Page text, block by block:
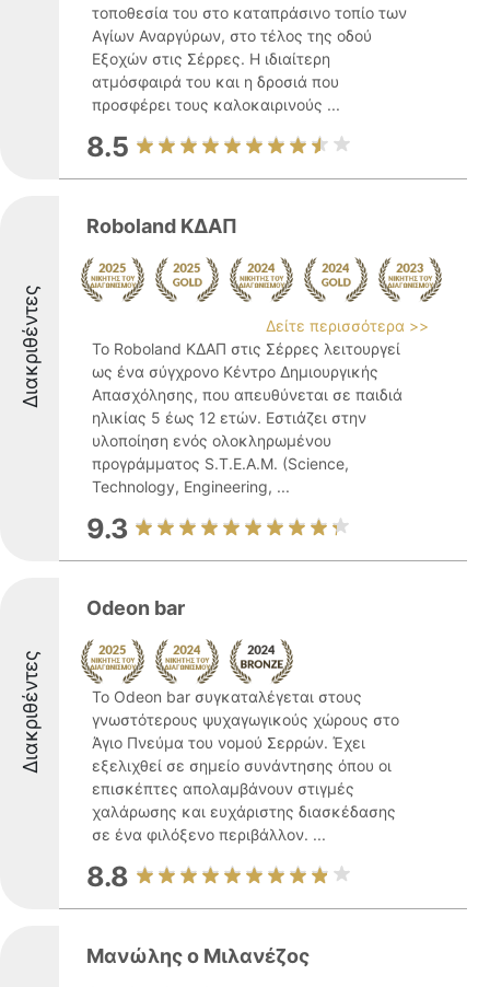
τοποθεσία του στο καταπράσινο τοπίο των
Αγίων Αναργύρων, στο τέλος της οδού
Εξοχών στις Σέρρες. Η ιδιαίτερη
ατμόσφαιρά του και η δροσιά που
προσφέρει τους καλοκαιρινούς ...
8.5
Διακριθέντες
Roboland ΚΔΑΠ
Δείτε περισσότερα >>
Το Roboland ΚΔΑΠ στις Σέρρες λειτουργεί
ως ένα σύγχρονο Κέντρο Δημιουργικής
Απασχόλησης, που απευθύνεται σε παιδιά
ηλικίας 5 έως 12 ετών. Εστιάζει στην
υλοποίηση ενός ολοκληρωμένου
προγράμματος S.T.E.A.M. (Science,
Technology, Engineering, ...
9.3
Διακριθέντες
Odeon bar
Το Odeon bar συγκαταλέγεται στους
γνωστότερους ψυχαγωγικούς χώρους στο
Άγιο Πνεύμα του νομού Σερρών. Έχει
εξελιχθεί σε σημείο συνάντησης όπου οι
επισκέπτες απολαμβάνουν στιγμές
χαλάρωσης και ευχάριστης διασκέδασης
σε ένα φιλόξενο περιβάλλον. ...
8.8
Μανώλης ο Μιλανέζος